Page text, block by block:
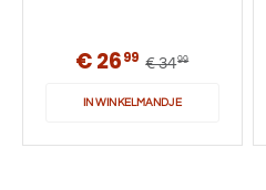
€ 2699 € 3499
IN WINKELMANDJE